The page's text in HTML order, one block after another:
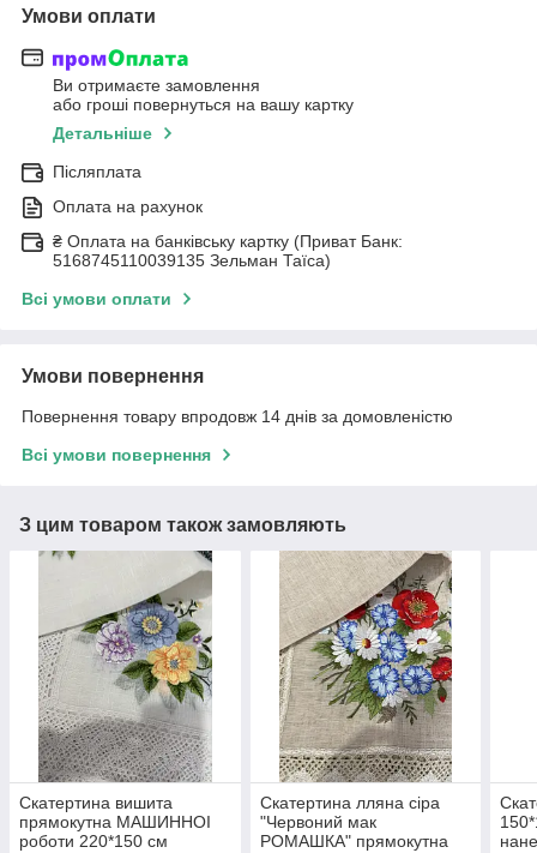
Умови оплати
Ви отримаєте замовлення
або гроші повернуться на вашу картку
Детальніше
Післяплата
Оплата на рахунок
₴ Оплата на банківську картку (Приват Банк:
5168745110039135 Зельман Таїса)
Всі умови оплати
Умови повернення
Повернення товару впродовж 14 днів за домовленістю
Всі умови повернення
З цим товаром також замовляють
Скатертина вишита
прямокутна МАШИННОІ
роботи 220*150 см
Скатертина лляна сіра
"Червоний мак
РОМАШКА" прямокутна